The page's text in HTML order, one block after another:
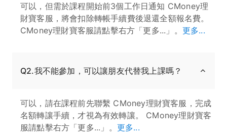
可以，但需於課程開始前3個工作日通知 CMoney理
財寶客服，將會扣除轉帳手續費後退還全額報名費。
CMoney理財寶客服請點擊右方「更多...」。 更多...
Q2.我不能參加，可以讓朋友代替我上課嗎？
可以，請在課程前先聯繫 CMoney理財寶客服，完成
名額轉讓手續，才視為有效轉讓。 CMoney理財寶客
服請點擊右方「更多...」。 更多...